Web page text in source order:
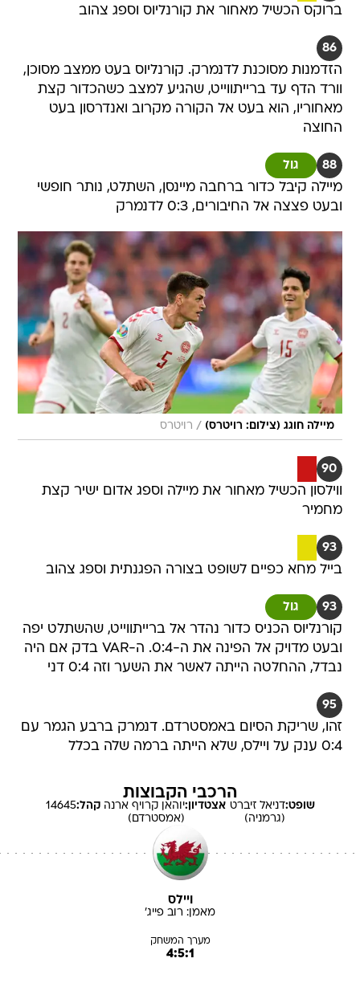
ברוקס הכשיל מאחור את קורנליוס וספג צהוב
86
הזדמנות מסוכנת לדנמרק. קורנליוס בעט ממצב מסוכן,
וורד הדף עד ברייתווייט, שהגיע למצב כשהכדור קצת
מאחוריו, הוא בעט אל הקורה מקרוב ואנדרסון בעט
החוצה
88 גול
מיילה קיבל כדור ברחבה מיינסן, השתלט, נותר חופשי
ובעט פצצה אל החיבורים, 0:3 לדנמרק
מיילה חוגג (צילום: רויטרס) / רויטרס
90
ווילסון הכשיל מאחור את מיילה וספג אדום ישיר קצת
מחמיר
93
בייל מחא כפיים לשופט בצורה הפגנתית וספג צהוב
93 גול
קורנליוס הכניס כדור נהדר אל ברייתווייט, שהשתלט יפה
ובעט מדויק אל הפינה את ה-0:4. ה-VAR בדק אם היה
נבדל, ההחלטה הייתה לאשר את השער וזה 0:4 דני
95
זהו, שריקת הסיום באמסטרדם. דנמרק ברבע הגמר עם
0:4 ענק על ויילס, שלא הייתה ברמה שלה בכלל
הרכבי הקבוצות
שופט:דניאל זיברט
(גרמניה)
אצטדיון:יוהאן קרויף ארנה
(אמסטרדם)
קהל:14645
ויילס
מאמן: רוב פייג'
מערך המשחק
4:5:1